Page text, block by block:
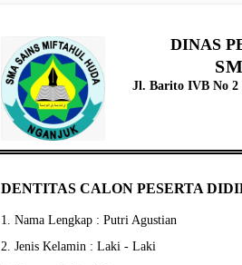
DINAS
Jl. Barito IVB No
DENTITAS CALON PESERTA
1. Nama Lengkap : Putri Agustian
2. Jenis Kelamin : Laki - Laki